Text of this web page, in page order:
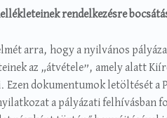
rendelkezésre
arra, hogy a nyilvános
az „átvétele”, amely alatt
Ezen dokumentumok letöltését a
a pályázati felhívásban